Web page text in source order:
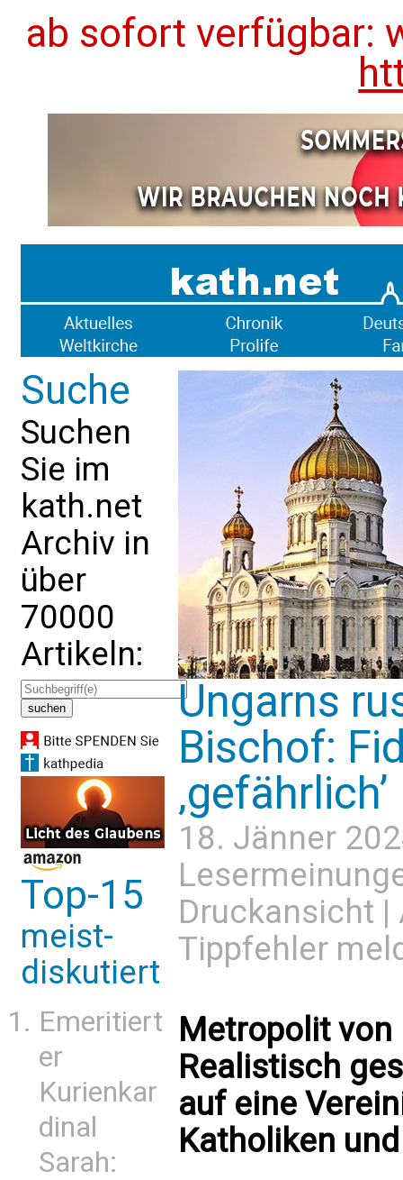
ab sofort verfügbar:
Suche
Suchen
Sie im
kath.net
Archiv in
über
70000
Artikeln:
Top-15
meist-
diskutiert
Emeritiert
er
Kurienkar
dinal
Sarah:
Ungarns
Bischof:
‚gefährlich’
18. Jänner
Druckansicht |
Tippfehler
Metropolit von
Realistisch
auf eine
Katholiken